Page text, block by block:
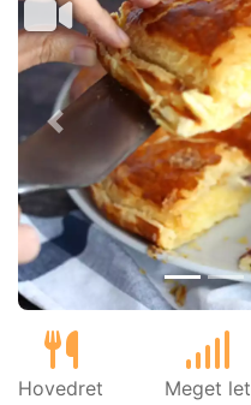
Tidligere
Hovedret Meget let